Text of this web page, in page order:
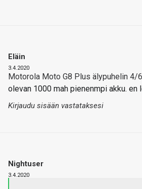
Eläin
3.4.2020
Motorola Moto G8 Plus älypuhelin 4/
olevan 1000 mah pienenmpi akku.
Kirjaudu sisään vastataksesi
Nightuser
3.4.2020